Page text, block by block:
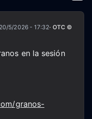
20/5/2026 - 17:32· OTC ©
en la sesión
granos-